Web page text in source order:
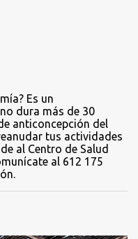
Es un
dura más de 30
anticoncepción del
tus actividades
al Centro de Salud
al 612 175